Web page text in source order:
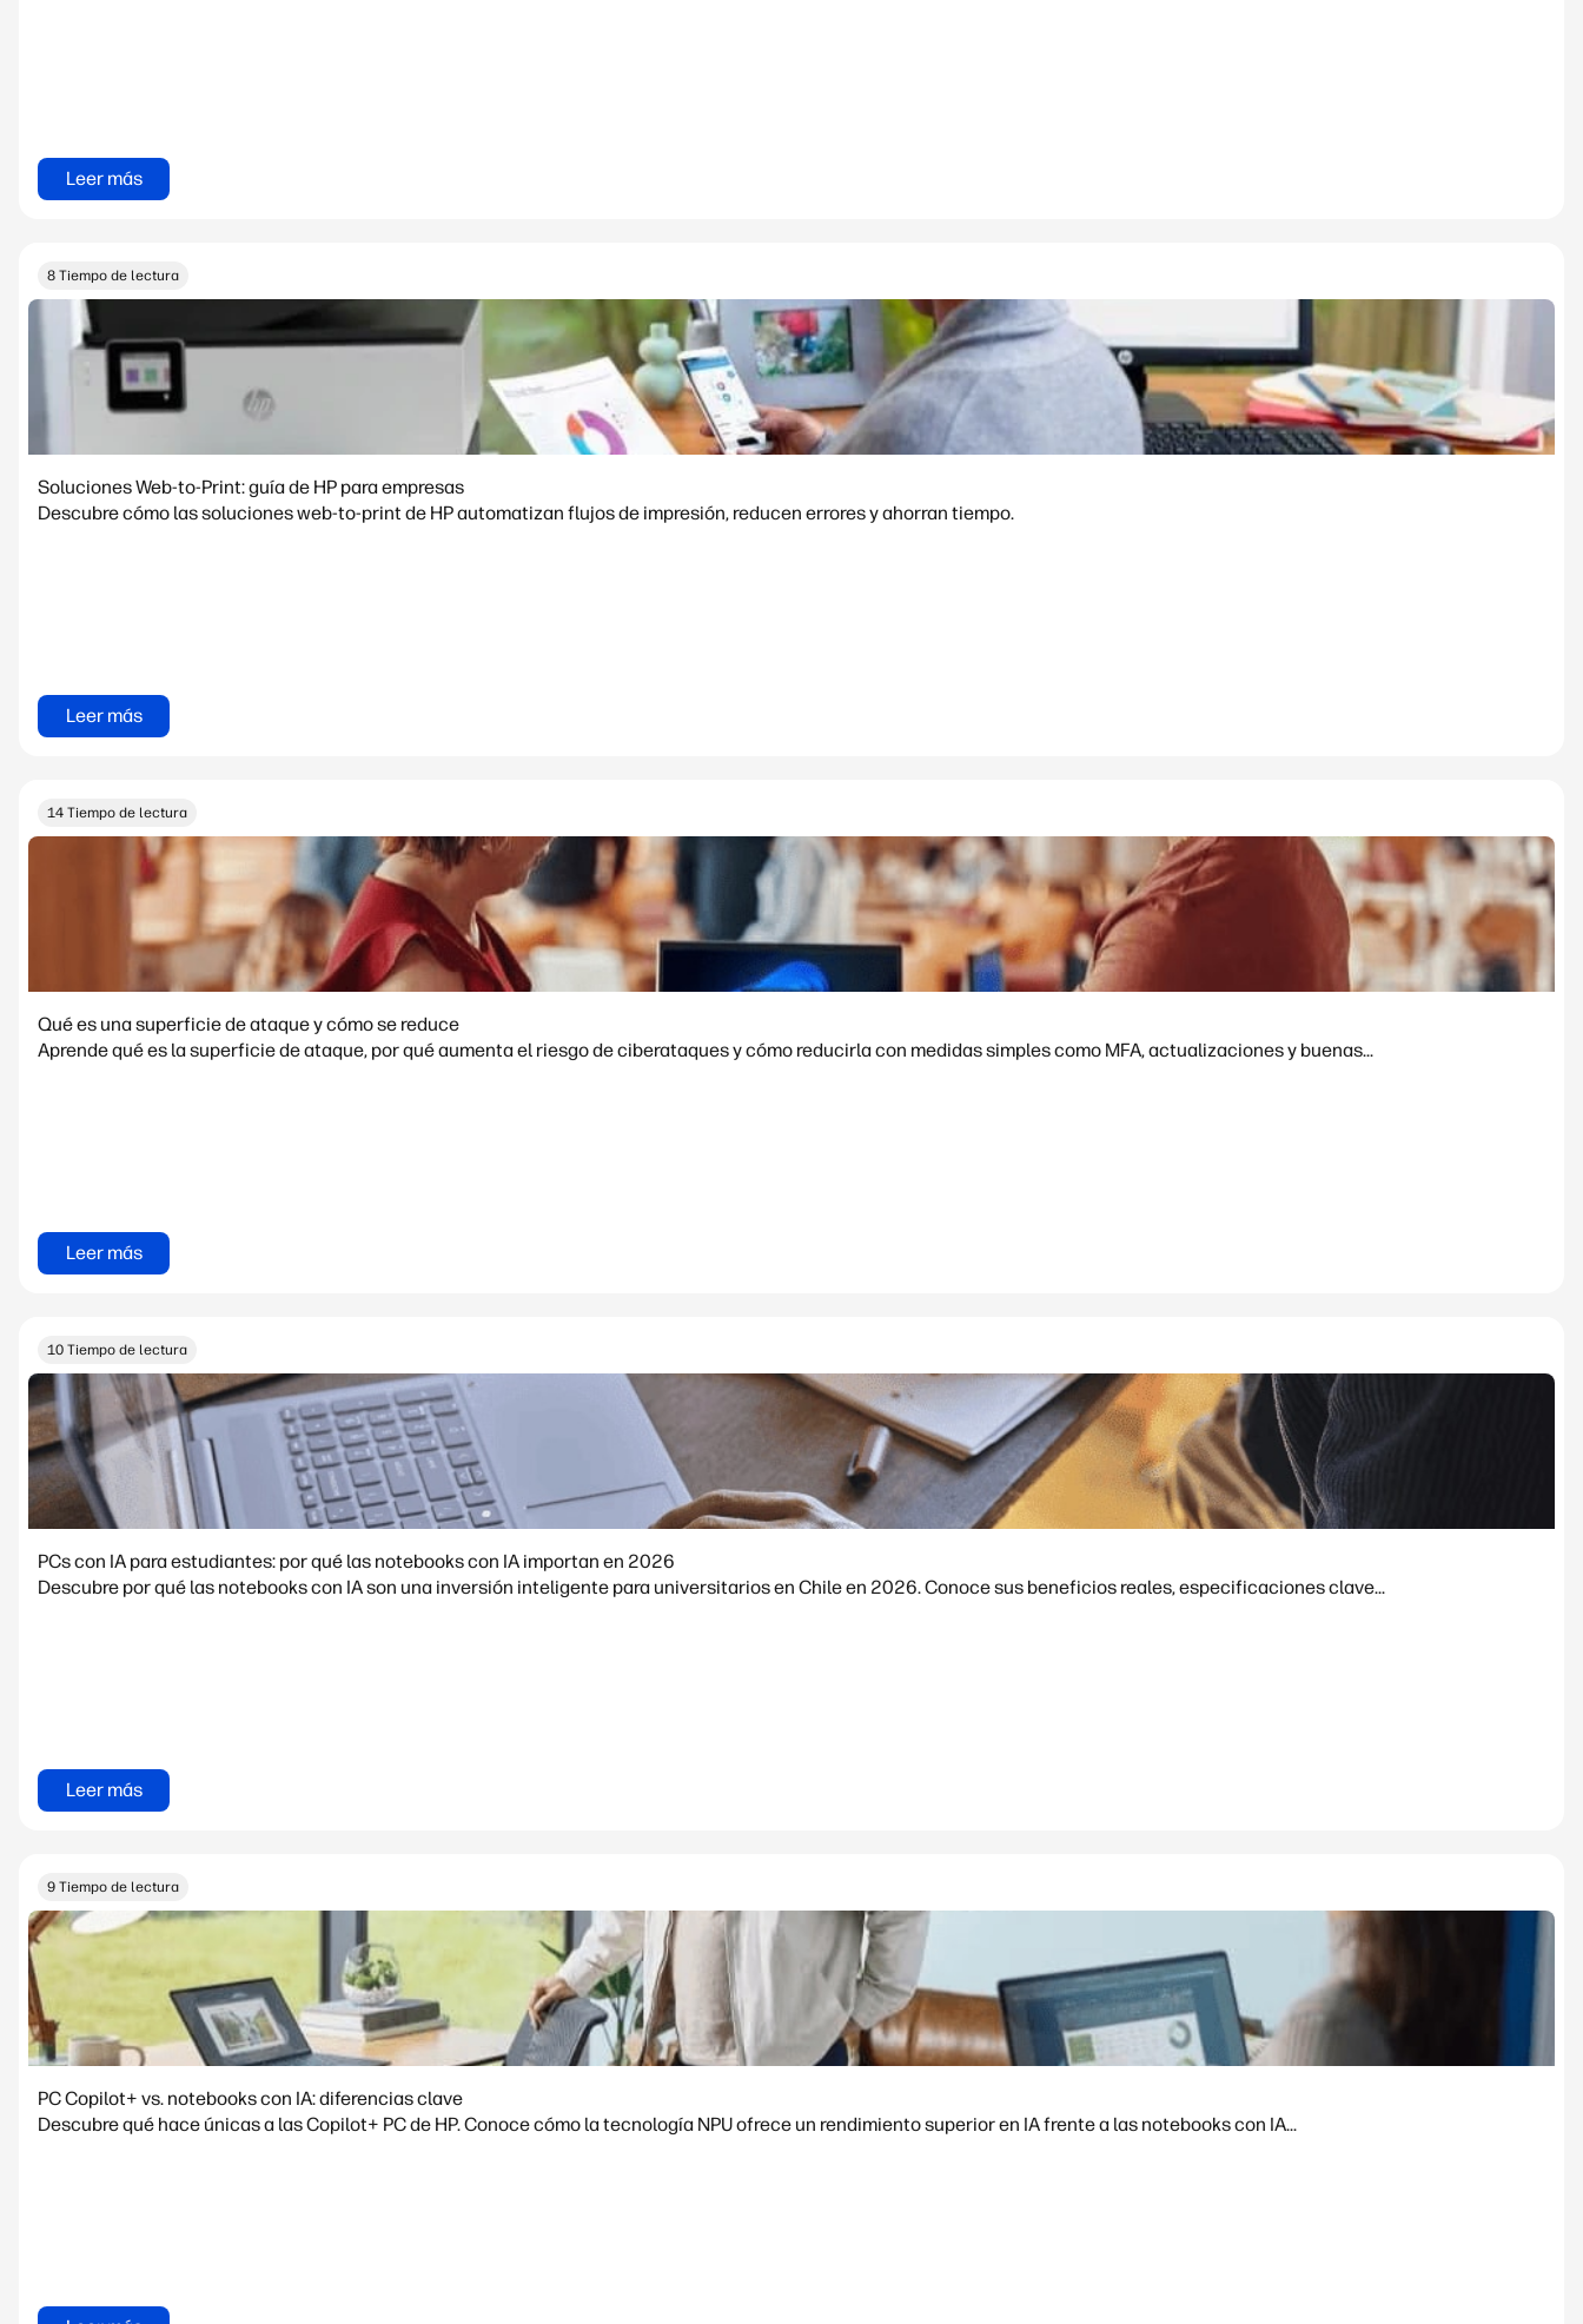
Leer más
8 Tiempo de lectura
Soluciones Web-to-Print: guía de HP para empresas
Descubre cómo las soluciones web-to-print de HP automatizan flujos de impresión, reducen errores y ahorran tiempo.
Leer más
14 Tiempo de lectura
Qué es una superficie de ataque y cómo se reduce
Aprende qué es la superficie de ataque, por qué aumenta el riesgo de ciberataques y cómo reducirla con medidas simples como MFA, actualizaciones y buenas...
Leer más
10 Tiempo de lectura
PCs con IA para estudiantes: por qué las notebooks con IA importan en 2026
Descubre por qué las notebooks con IA son una inversión inteligente para universitarios en Chile en 2026. Conoce sus beneficios reales, especificaciones clave...
Leer más
9 Tiempo de lectura
PC Copilot+ vs. notebooks con IA: diferencias clave
Descubre qué hace únicas a las Copilot+ PC de HP. Conoce cómo la tecnología NPU ofrece un rendimiento superior en IA frente a las notebooks con IA...